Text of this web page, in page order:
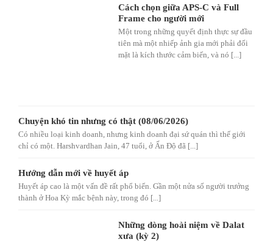
Cách chọn giữa APS-C và Full
Frame cho người mới
Một trong những quyết định thực sự đầu
tiên mà một nhiếp ảnh gia mới phải đối
mặt là kích thước cảm biến, và nó [...]
Chuyện khó tin nhưng có thật (08/06/2026)
Có nhiều loại kinh doanh, nhưng kinh doanh đại sứ quán thì thế giới
chỉ có một. Harshvardhan Jain, 47 tuổi, ở Ấn Độ đã [...]
Hướng dẫn mới về huyết áp
Huyết áp cao là một vấn đề rất phổ biến. Gần một nửa số người trưởng
thành ở Hoa Kỳ mắc bệnh này, trong đó [...]
Những dòng hoài niệm về Dalat
xưa (kỳ 2)